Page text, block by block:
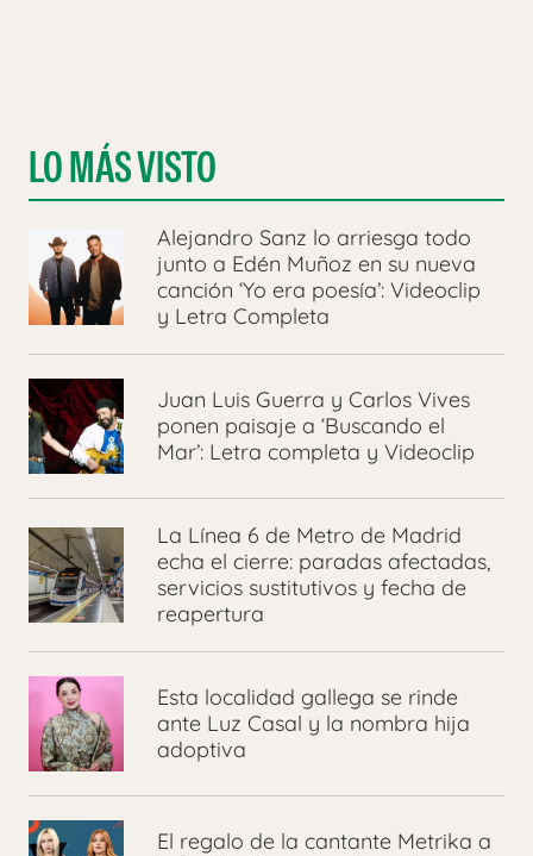
LO MÁS VISTO
Alejandro Sanz lo arriesga todo
junto a Edén Muñoz en su nueva
canción ‘Yo era poesía’: Videoclip
y Letra Completa
Juan Luis Guerra y Carlos Vives
ponen paisaje a ‘Buscando el
Mar’: Letra completa y Videoclip
La Línea 6 de Metro de Madrid
echa el cierre: paradas afectadas,
servicios sustitutivos y fecha de
reapertura
Esta localidad gallega se rinde
ante Luz Casal y la nombra hija
adoptiva
El regalo de la cantante Metrika a